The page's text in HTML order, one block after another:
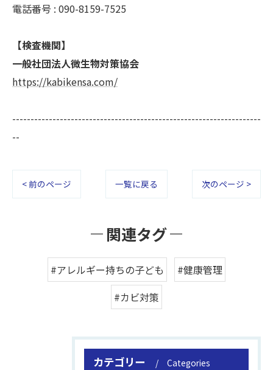
電話番号 : 090-8159-7525
【検査機関】
一般社団法人微生物対策協会
https://kabikensa.com/
--------------------------------------------------------------------
--
< 前のページ 一覧に戻る 次のページ >
関連タグ
#アレルギー持ちの子ども
#健康管理
#カビ対策
カテゴリー Categories